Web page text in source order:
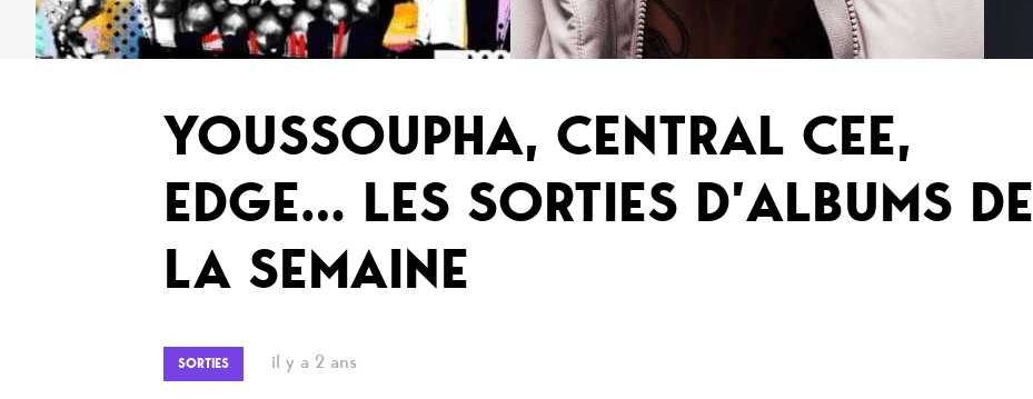
YOUSSOUPHA, CENTRAL CEE,
EDGE… LES SORTIES D’ALBUMS DE
LA SEMAINE
SORTIES il y a 2 ans